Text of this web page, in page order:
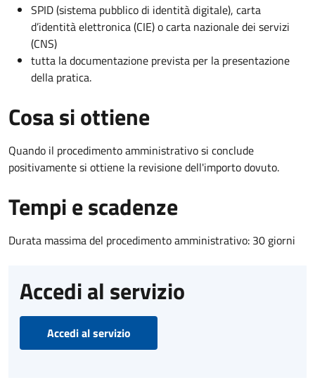
SPID (sistema pubblico di identità digitale), carta
d’identità elettronica (CIE) o carta nazionale dei servizi
(CNS)
tutta la documentazione prevista per la presentazione
della pratica.
Cosa si ottiene
Quando il procedimento amministrativo si conclude
positivamente si ottiene la revisione dell'importo dovuto.
Tempi e scadenze
Durata massima del procedimento amministrativo: 30 giorni
Accedi al servizio
Accedi al servizio